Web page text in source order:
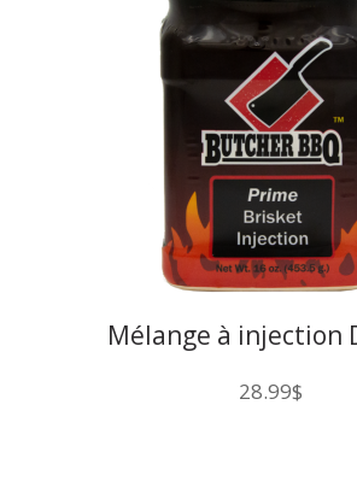
Mélange à injection
28.99$